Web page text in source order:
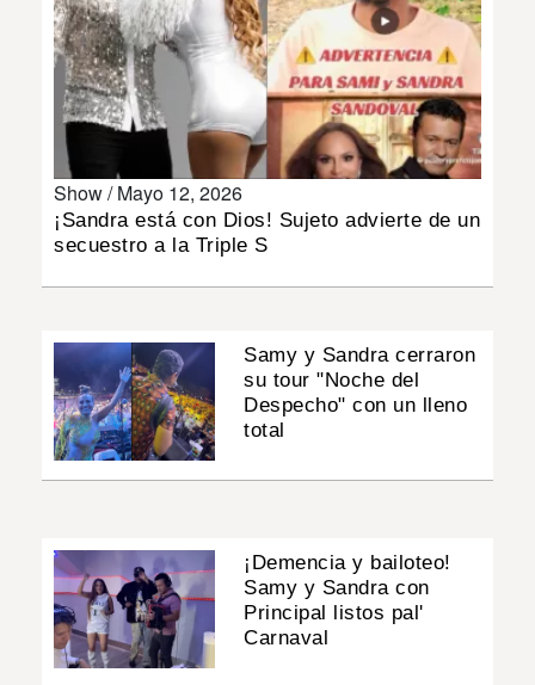
IMPRESO
Show /Mayo 12, 2026
¡Sandra está con Dios! Sujeto advierte de un
secuestro a la Triple S
Samy y Sandra cerraron
su tour "Noche del
Despecho" con un lleno
total
¡Demencia y bailoteo!
Samy y Sandra con
Principal listos pal'
Carnaval